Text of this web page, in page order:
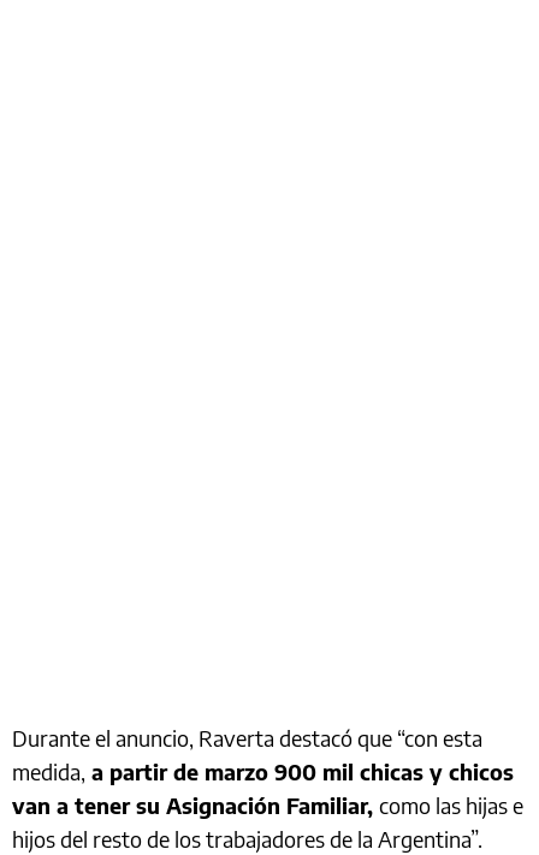
Durante el anuncio, Raverta destacó que “con esta
medida, a partir de marzo 900 mil chicas y chicos
van a tener su Asignación Familiar, como las hijas e
hijos del resto de los trabajadores de la Argentina”.